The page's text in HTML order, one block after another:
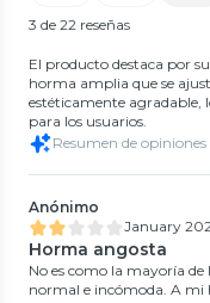
3 de 22 reseñas
El producto destaca por
horma amplia que se
estéticamente agradable,
para los usuarios.
Resumen de
Anónimo
January
Horma angosta
No es como la mayoría de
normal e incómoda. A mi